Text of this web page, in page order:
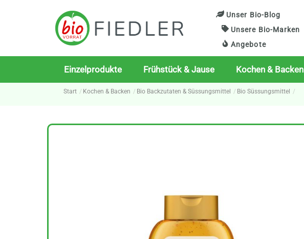
Unser Bio-Blog
Unsere Bio-Marken
Angebote
Einzelprodukte Frühstück & Jause Kochen & Backen
Start Kochen & Backen Bio Backzutaten & Süssungsmittel Bio Süssungsmittel